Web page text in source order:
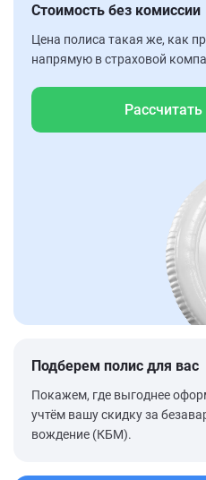
Стоимость без комиссии
Цена полиса такая же, как
напрямую в страховой
Подберем полис для вас
Покажем, где выгоднее
учтём вашу скидку за
вождение (КБМ).